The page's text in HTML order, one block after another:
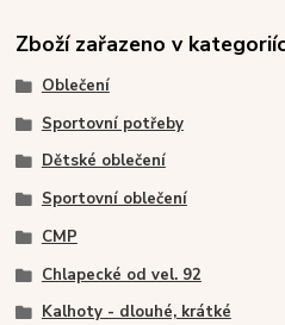
Zboží zařazeno v
Oblečení
Sportovní potřeby
Dětské oblečení
Sportovní oblečení
CMP
Chlapecké od vel. 92
Kalhoty - dlouhé, krátké